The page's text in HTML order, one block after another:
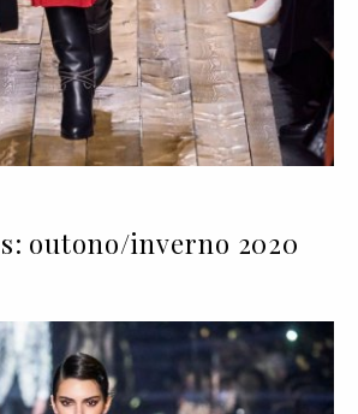
outono/inverno 2020